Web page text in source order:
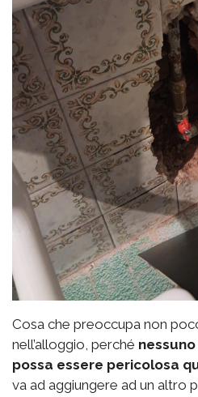
Cosa che preoccupa non
nell’alloggio, perché
possa essere pericolosa
va ad aggiungere ad un altro